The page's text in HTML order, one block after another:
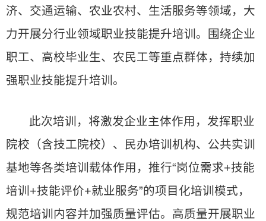
济、交通运输、农业农村、生活服务等领域，大
力开展分行业领域职业技能提升培训。围绕企业
职工、高校毕业生、农民工等重点群体，持续加
强职业技能提升培训。
此次培训，将激发企业主体作用，发挥职业
院校（含技工院校）、民办培训机构、公共实训
基地等各类培训载体作用，推行“岗位需求+技能
培训+技能评价+就业服务”的项目化培训模式，
规范培训内容并加强质量评估。高质量开展职业